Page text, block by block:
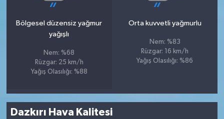
Bölgesel düzensiz yağmur
yağışlı
Nem: %68
Rüzgar: 25 km/h
Yağış Olasılığı: %88
Orta kuvvetli yağmurlu
Nem: %83
Rüzgar: 16 km/h
Yağış Olasılığı: %86
Dazkırı Hava Kalitesi